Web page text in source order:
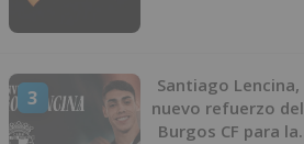
3
Santiago Lencina,
nuevo refuerzo del
Burgos CF para la